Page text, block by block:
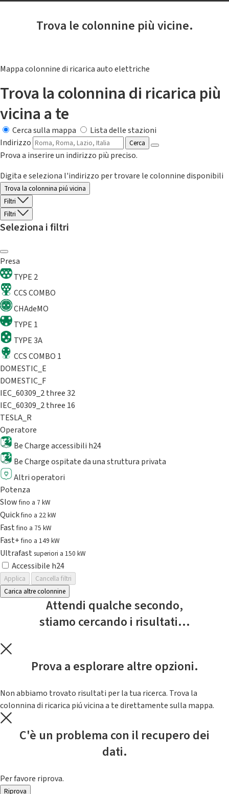
Trova le colonnine più vicine.
Mappa colonnine di ricarica auto elettriche
Trova la colonnina di ricarica più
vicina a te
Cerca sulla mappa
Lista delle stazioni
Indirizzo
Cerca
Prova a inserire un indirizzo più preciso.
Digita e seleziona l'indirizzo per trovare le colonnine disponibili
Trova la colonnina piú vicina
Filtri
Filtri
Seleziona i filtri
Presa
TYPE 2
CCS COMBO
CHAdeMO
TYPE 1
TYPE 3A
CCS COMBO 1
DOMESTIC_E
DOMESTIC_F
IEC_60309_2 three 32
IEC_60309_2 three 16
TESLA_R
Operatore
Be Charge accessibili h24
Be Charge ospitate da una struttura privata
Altri operatori
Potenza
Slowfino a 7 kW
Quickfino a 22 kW
Fastfino a 75 kW
Fast+fino a 149 kW
Ultrafast superiori a 150 kW
Accessibile h24
Applica
Cancella filtri
Carica altre colonnine
Attendi qualche secondo,
stiamo cercando i risultati...
Prova a esplorare altre opzioni.
Non abbiamo trovato risultati per la tua ricerca. Trova la
colonnina di ricarica piú vicina a te direttamente sulla mappa.
C'è un problema con il recupero dei
dati.
Per favore riprova.
Riprova